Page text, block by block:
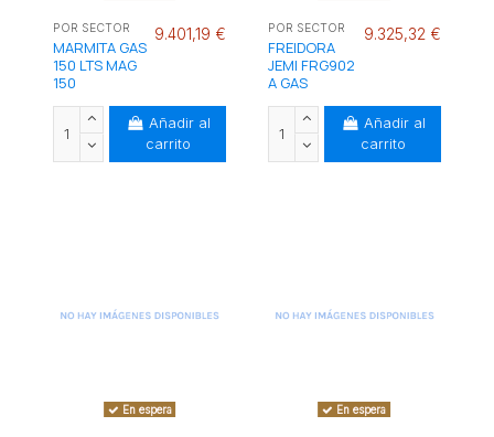
POR SECTOR
MARMITA GAS
150 LTS MAG
150
9.401,19 €
Añadir al
carrito
POR SECTOR
FREIDORA
JEMI FRG902
A GAS
9.325,32 €
Añadir al
carrito
En espera En espera